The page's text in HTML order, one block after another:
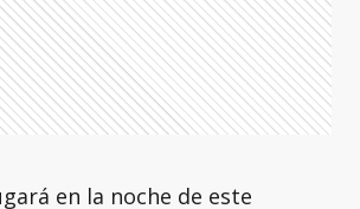
en la noche de este